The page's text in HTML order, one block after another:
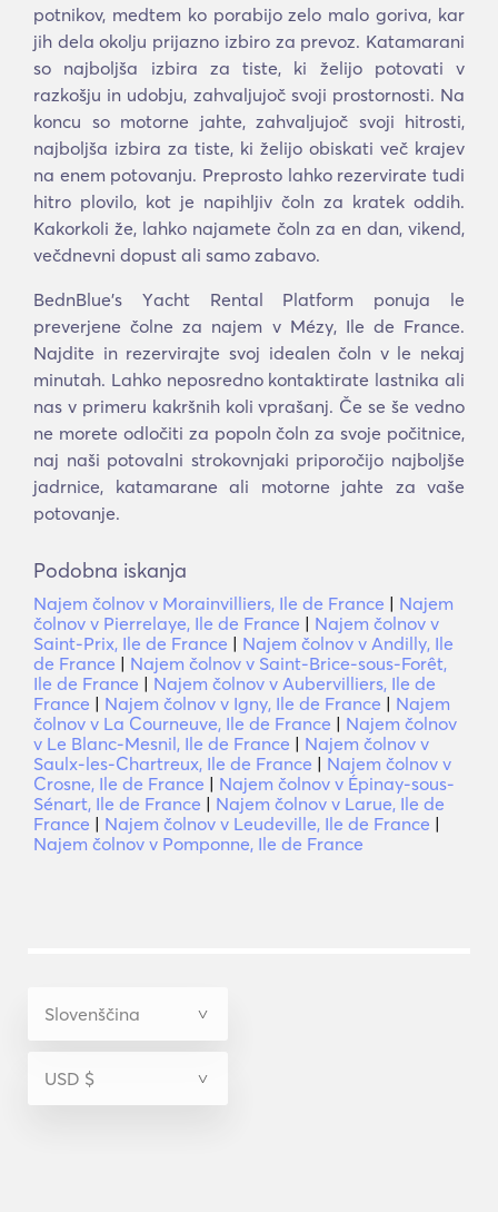
potnikov, medtem ko porabijo zelo malo goriva, kar
jih dela okolju prijazno izbiro za prevoz. Katamarani
so najboljša izbira za tiste, ki želijo potovati v
razkošju in udobju, zahvaljujoč svoji prostornosti. Na
koncu so motorne jahte, zahvaljujoč svoji hitrosti,
najboljša izbira za tiste, ki želijo obiskati več krajev
na enem potovanju. Preprosto lahko rezervirate tudi
hitro plovilo, kot je napihljiv čoln za kratek oddih.
Kakorkoli že, lahko najamete čoln za en dan, vikend,
večdnevni dopust ali samo zabavo.
BednBlue's Υacht Rental Platform ponuja le
preverjene čolne za najem v Mézy, Ile de France.
Najdite in rezervirajte svoj idealen čoln v le nekaj
minutah. Lahko neposredno kontaktirate lastnika ali
nas v primeru kakršnih koli vprašanj. Če se še vedno
ne morete odločiti za popoln čoln za svoje počitnice,
naj naši potovalni strokovnjaki priporočijo najboljše
jadrnice, katamarane ali motorne jahte za vaše
potovanje.
Podobna iskanja
Najem čolnov v Morainvilliers, Ile de France | Najem
čolnov v Pierrelaye, Ile de France | Najem čolnov v
Saint-Prix, Ile de France | Najem čolnov v Andilly, Ile
de France | Najem čolnov v Saint-Brice-sous-Forêt,
Ile de France | Najem čolnov v Aubervilliers, Ile de
France | Najem čolnov v Igny, Ile de France | Najem
čolnov v La Courneuve, Ile de France | Najem čolnov
v Le Blanc-Mesnil, Ile de France | Najem čolnov v
Saulx-les-Chartreux, Ile de France | Najem čolnov v
Crosne, Ile de France | Najem čolnov v Épinay-sous-
Sénart, Ile de France | Najem čolnov v Larue, Ile de
France | Najem čolnov v Leudeville, Ile de France |
Najem čolnov v Pomponne, Ile de France